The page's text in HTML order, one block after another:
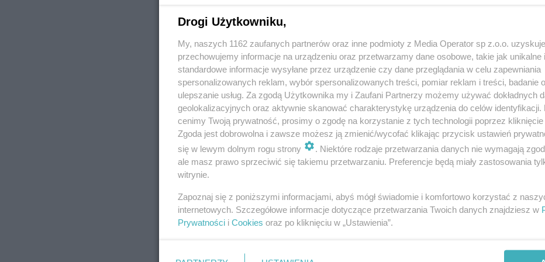
REKLAMA
Drogi Użytkowniku,
My, naszych 1162 zaufanych partnerów oraz inne podmioty z Media Operator sp z.o.o.
przechowujemy informacje na urządzeniu oraz przetwarzamy dane osobowe, takie jak unikalne
standardowe informacje wysyłane przez urządzenie czy dane przeglądania w celu zapewniania
spersonalizowanych reklam, wybór spersonalizowanych treści, pomiar reklam i treści, badanie
ulepszanie usług. Za zgodą Użytkownika my i Zaufani Partnerzy możemy używać dokładnych
geolokalizacyjnych oraz aktywnie skanować charakterystykę urządzenia do celów identyfikacji.
cenimy Twoją prywatność, prosimy o zgodę na korzystanie z tych technologii poprzez kliknięcie
Zgoda jest dobrowolna i zawsze możesz ją zmienić/wycofać klikając przycisk ustawień
się w lewym dolnym rogu strony
. Niektóre rodzaje przetwarzania danych nie wymagają
ale masz prawo sprzeciwić się takiemu przetwarzaniu. Preferencje będą miały zastosowania
witrynie.
Zapoznaj się z poniższymi informacjami, abyś mógł świadomie i komfortowo korzystać z
internetowych. Szczegółowe informacje dotyczące przetwarzania Twoich danych znajdziesz w
Prywatności i Cookies oraz po kliknięciu w „Ustawienia”.